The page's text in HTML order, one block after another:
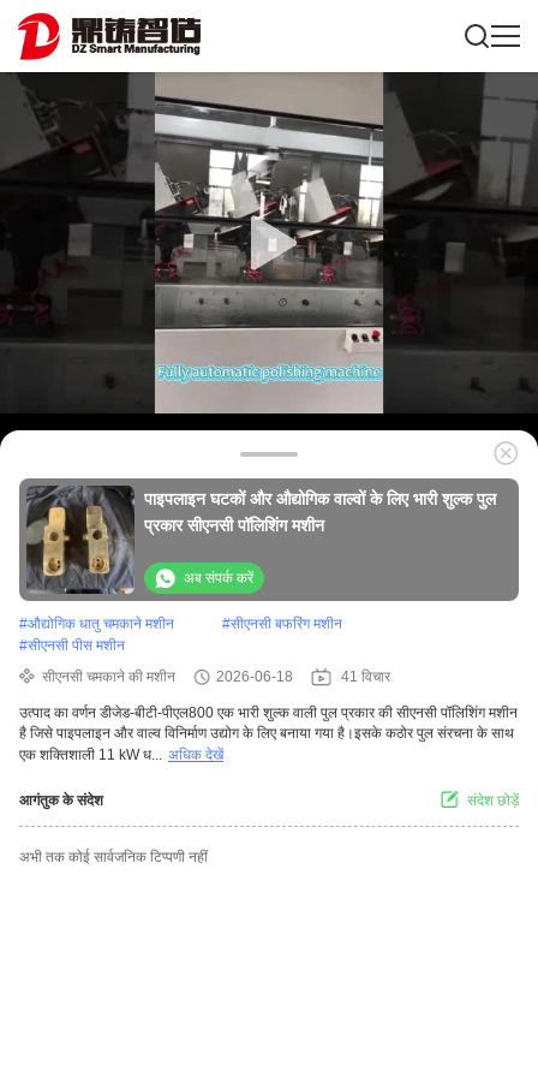
पाइपलाइन घटकों और औद्योगिक वाल्वों के लिए भारी शुल्क पुल
प्रकार सीएनसी पॉलिशिंग मशीन
अब संपर्क करें
#औद्योगिक धातु चमकाने मशीन #सीएनसी बफरिंग मशीन
#सीएनसी पीस मशीन
सीएनसी चमकाने की मशीन
2026-06-18 41 विचार
उत्पाद का वर्णन डीजेड-बीटी-पीएल800 एक भारी शुल्क वाली पुल प्रकार की सीएनसी पॉलिशिंग मशीन
है जिसे पाइपलाइन और वाल्व विनिर्माण उद्योग के लिए बनाया गया है।इसके कठोर पुल संरचना के साथ
एक शक्तिशाली 11 kW ध... अधिक देखें
आगंतुक के संदेश संदेश छोड़ें
अभी तक कोई सार्वजनिक टिप्पणी नहीं